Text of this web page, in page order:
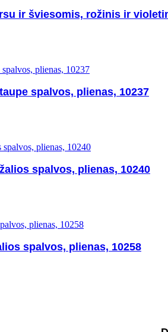
ir šviesomis, rožinis ir
spalvos, plienas, 10237
spalvos, plienas, 10240
spalvos, plienas, 10258